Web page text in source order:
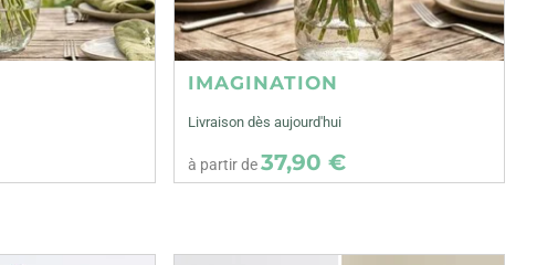
IMAGINATION
Livraison dès aujourd'hui
à partir de37,90 €